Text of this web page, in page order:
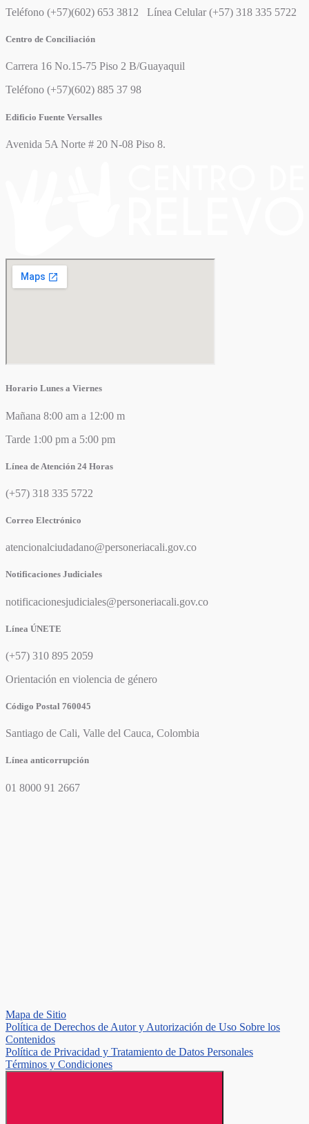
Teléfono (+57)(602) 653 3812 Línea Celular (+57) 318 335 5722
Centro de Conciliación
Carrera 16 No.15-75 Piso 2 B/Guayaquil
Teléfono (+57)(602) 885 37 98
Edificio Fuente Versalles
Avenida 5A Norte # 20 N-08 Piso 8.
Horario Lunes a Viernes
Mañana 8:00 am a 12:00 m
Tarde 1:00 pm a 5:00 pm
Línea de Atención 24 Horas
(+57) 318 335 5722
Correo Electrónico
atencionalciudadano@personeriacali.gov.co
Notificaciones Judiciales
notificacionesjudiciales@personeriacali.gov.co
Línea ÚNETE
(+57) 310 895 2059
Orientación en violencia de género
Código Postal 760045
Santiago de Cali, Valle del Cauca, Colombia
Línea anticorrupción
01 8000 91 2667
Mapa de Sitio
Política de Derechos de Autor y Autorización de Uso Sobre los
Contenidos
Política de Privacidad y Tratamiento de Datos Personales
Términos y Condiciones